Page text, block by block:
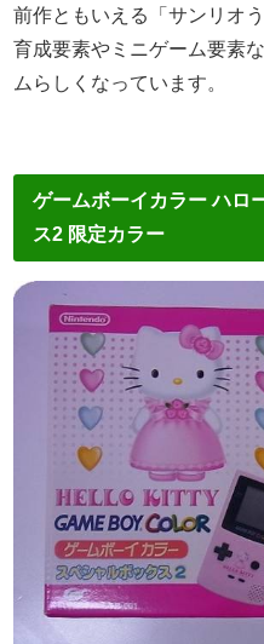
前作ともいえる「サンリオ
育成要素やミニゲーム要素
ムらしくなっています。
ゲームボーイカラー ハロ
ス2 限定カラー